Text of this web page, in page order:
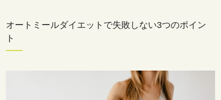
オートミールダイエットで失敗しない3つのポイン
ト